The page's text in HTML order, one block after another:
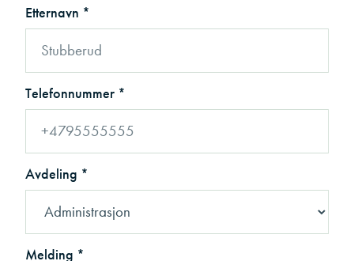
Etternavn *
Telefonnummer *
Avdeling *
Melding *